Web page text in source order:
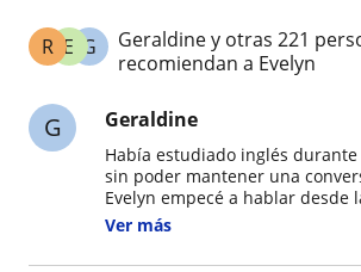
G
E
R
Geraldine y otras 221
recomiendan a Evelyn
G Geraldine
Había estudiado inglés durante
sin poder mantener una
Evelyn empecé a hablar desde
hoy me siento mucho más
Ver más